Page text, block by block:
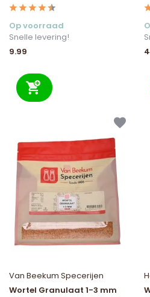
Op voorraad
Snelle levering!
9.99
Van Beekum Specerijen
Wortel Granulaat 1-3 mm